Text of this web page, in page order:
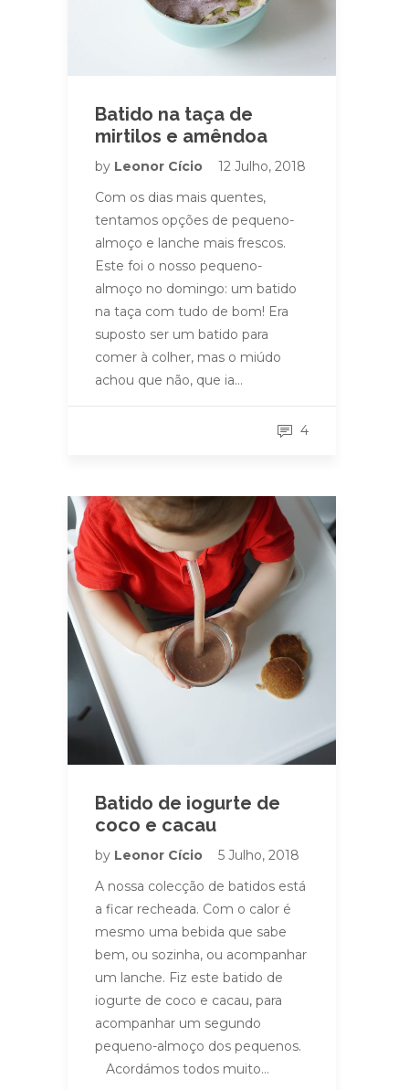
Batido na taça de
mirtilos e amêndoa
by Leonor Cício
12 Julho, 2018
Com os dias mais quentes,
tentamos opções de pequeno-
almoço e lanche mais frescos.
Este foi o nosso pequeno-
almoço no domingo: um batido
na taça com tudo de bom! Era
suposto ser um batido para
comer à colher, mas o miúdo
achou que não, que ia…
4
Batido de iogurte de
coco e cacau
by Leonor Cício
5 Julho, 2018
A nossa colecção de batidos está
a ficar recheada. Com o calor é
mesmo uma bebida que sabe
bem, ou sozinha, ou acompanhar
um lanche. Fiz este batido de
iogurte de coco e cacau, para
acompanhar um segundo
pequeno-almoço dos pequenos.
Acordámos todos muito…